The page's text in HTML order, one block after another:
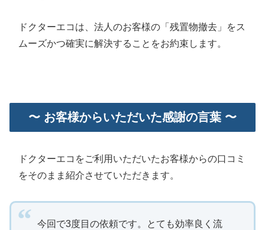
ドクターエコは、法人のお客様の「残置物撤去」をス
ムーズかつ確実に解決することをお約束します。
〜 お客様からいただいた感謝の言葉 〜
ドクターエコをご利用いただいたお客様からの口コミ
をそのまま紹介させていただきます。
今回で3度目の依頼です。とても効率良く流